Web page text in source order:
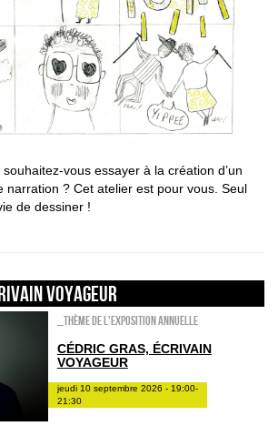
vous essayer à la création d’un
narration ? Cet atelier est pour vous. Seul
de dessiner !
VOYAGEUR
_Thème de l'exposition annuelle
CÉDRIC GRAS, ÉCRIVAIN
VOYAGEUR
jeudi 10 septembre 2026 - 19:00-
21:30